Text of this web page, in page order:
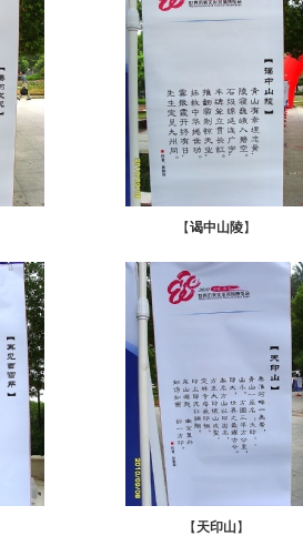
【谒中山陵】
【 天印山】